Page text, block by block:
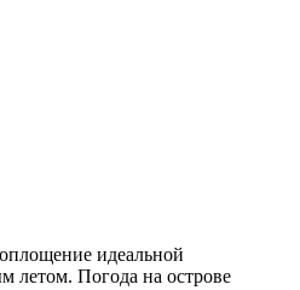
идеальной
летом. Погода на острове